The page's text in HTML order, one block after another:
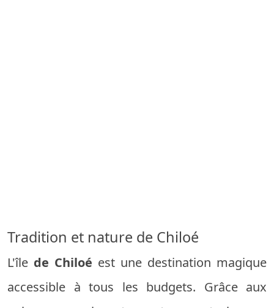
Tradition et nature de Chiloé
L'île de Chiloé est une destination magique
accessible à tous les budgets. Grâce aux